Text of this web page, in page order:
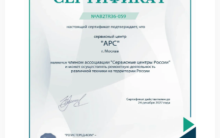
Полезные советы
Сервис APC советует не подключать кабели с
перекошенным штекером и не использовать
переходники сомнительного качества. Даже
небольшое искрение ускоряет нагрев контактов и
разрушает посадочное место.
не вставляйте вилку с усилием;
не используйте поврежденные удлинители;
не подключайте нагрузку при следах плавления